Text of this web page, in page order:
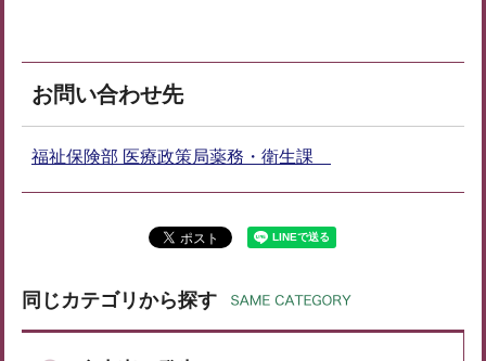
お問い合わせ先
福祉保険部 医療政策局薬務・衛生課
同じカテゴリから探す